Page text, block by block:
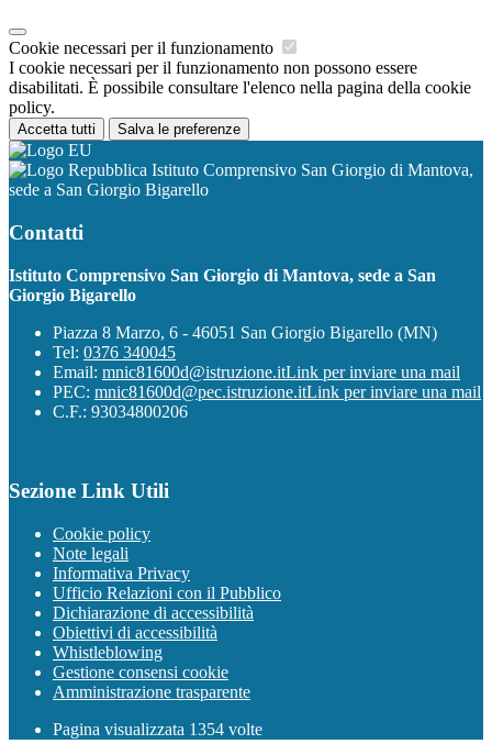
Cookie necessari per il funzionamento
I cookie necessari per il funzionamento non possono essere
disabilitati. È possibile consultare l'elenco nella pagina della cookie
policy.
Accetta tutti Salva le preferenze
Istituto Comprensivo San Giorgio di Mantova,
sede a San Giorgio Bigarello
Contatti
Istituto Comprensivo San Giorgio di Mantova, sede a San
Giorgio Bigarello
Piazza 8 Marzo, 6 - 46051 San Giorgio Bigarello (MN)
Tel: 0376 340045
Email: mnic81600d@istruzione.itLink per inviare una mail
PEC: mnic81600d@pec.istruzione.itLink per inviare una mail
C.F.: 93034800206
Sezione Link Utili
Cookie policy
Note legali
Informativa Privacy
Ufficio Relazioni con il Pubblico
Dichiarazione di accessibilità
Obiettivi di accessibilità
Whistleblowing
Gestione consensi cookie
Amministrazione trasparente
Pagina visualizzata 1354 volte